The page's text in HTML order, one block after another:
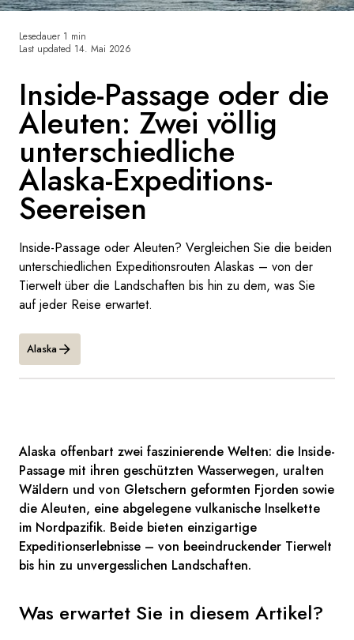
Schweden
Dänemark
Norwegen
Inside-Passage oder die
Aleuten: Zwei völlig
unterschiedliche
Alaska-Expeditions-
Seereisen
Inside-Passage oder Aleuten? Vergleichen Sie die beiden
unterschiedlichen Expeditionsrouten Alaskas – von der
Tierwelt über die Landschaften bis hin zu dem, was Sie
auf jeder Reise erwartet.
Lesedauer 1 min
Last updated 14. Mai 2026
Alaska
Alaska offenbart zwei faszinierende Welten: die Inside-
Passage mit ihren geschützten Wasserwegen, uralten
Wäldern und von Gletschern geformten Fjorden sowie
die Aleuten, eine abgelegene vulkanische Inselkette
im Nordpazifik. Beide bieten einzigartige
Expeditionserlebnisse – von beeindruckender Tierwelt
bis hin zu unvergesslichen Landschaften.
Was erwartet Sie in diesem Artikel?